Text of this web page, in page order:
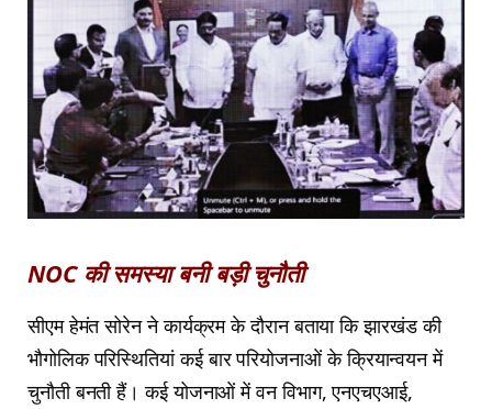
NOC की समस्या बनी बड़ी चुनौती
सीएम हेमंत सोरेन ने कार्यक्रम के दौरान बताया कि झारखंड की
भौगोलिक परिस्थितियां कई बार परियोजनाओं के क्रियान्वयन में
चुनौती बनती हैं। कई योजनाओं में वन विभाग, एनएचएआई,